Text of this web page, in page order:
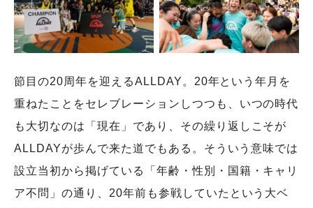
節目の20周年を迎えるALLDAY。20年という年月を
重ねたことをセレブレーションしつつも、いつの時代
も大切なのは「現在」であり、その繰り返しこそが
ALLDAYが歩んで来た道でもある。そういう意味では
設立当初から掲げている「年齢・性別・国籍・キャリ
ア不問」の通り、20年前も参戦していたという大ベ